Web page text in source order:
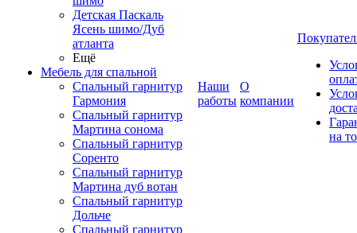
Детская Паскаль
Ясень шимо/Дуб
атланта
Ещё
Мебель для спальной
Спальный гарнитур
Гармония
Спальный гарнитур
Мартина сонома
Спальный гарнитур
Соренто
Спальный гарнитур
Мартина дуб вотан
Спальный гарнитур
Дольче
Спальный гарнитур
Наши
работы
О
компании
на